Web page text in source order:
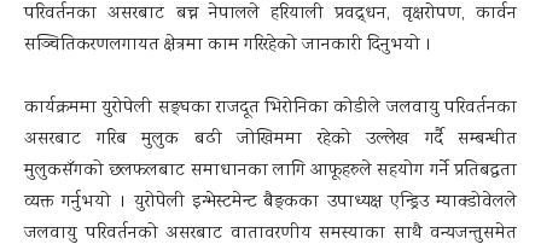
परिवर्तनका असरबाट बच्न नेपालले हरियाली प्रवद्र्धन, वृक्षरोपण, कार्वन
सञ्चितिकरणलगायत क्षेत्रमा काम गरिरहेको जानकारी दिनुभयो ।
कार्यक्रममा युरोपेली सङ्घका राजदूत भिरोनिका कोडीले जलवायु परिवर्तनका
असरबाट गरिब मुलुक बढी जोखिममा रहेको उल्लेख गर्दै सम्बन्धीत
मुलुकसँगको छलफलबाट समाधानका लागि आफूहरुले सहयोग गर्ने प्रतिबद्धता
व्यक्त गर्नुभयो । युरोपेली इन्भेस्टमेन्ट बैङ्कका उपाध्यक्ष एन्ड्रिउ म्याक्डोवेलले
जलवायु परिवर्तनको असरबाट वातावरणीय समस्याका साथै वन्यजन्तुसमेत